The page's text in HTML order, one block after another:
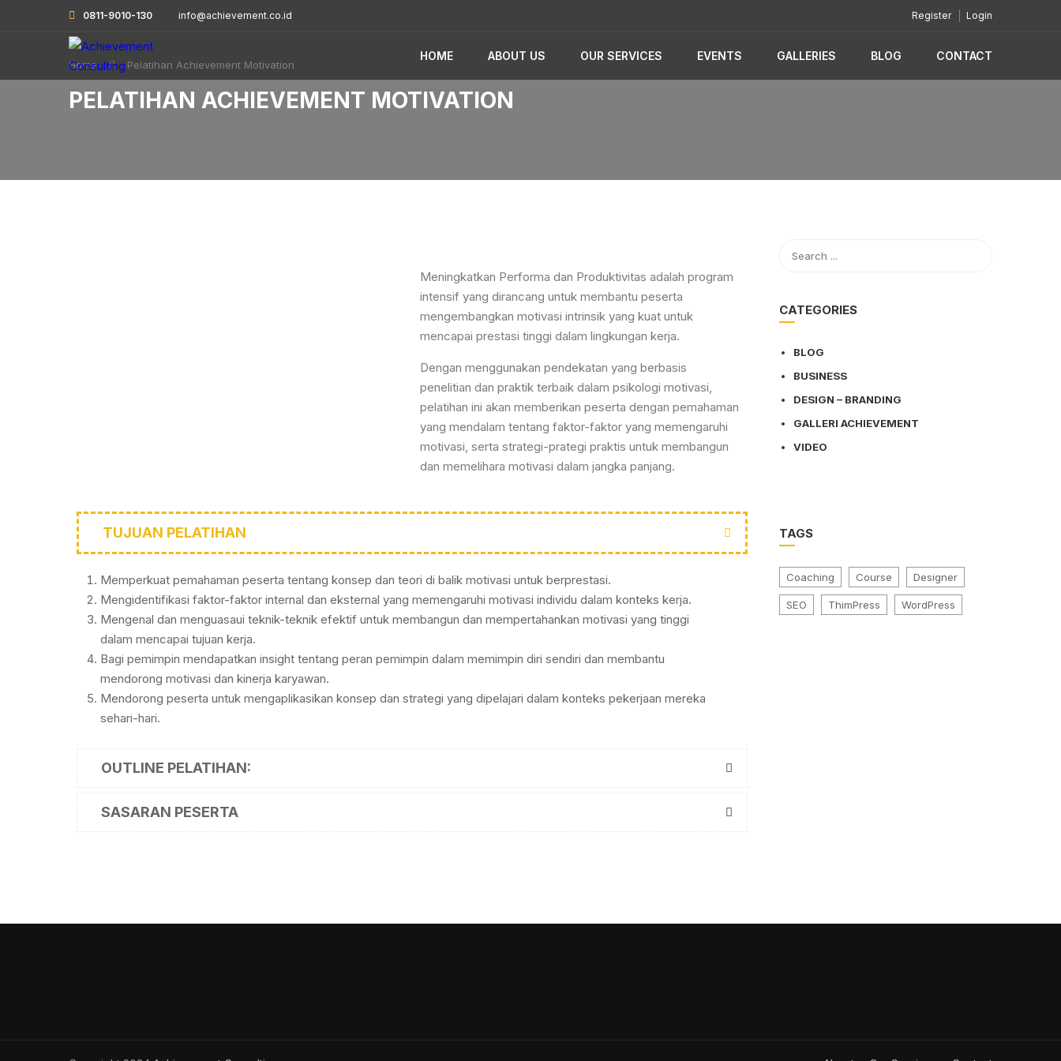
0811-9010-130 info@achievement.co.id Register Login
HOME ABOUT US OUR SERVICES EVENTS GALLERIES BLOG CONTACT
Home Pelatihan Achievement Motivation
PELATIHAN ACHIEVEMENT MOTIVATION
Meningkatkan Performa dan Produktivitas adalah program
intensif yang dirancang untuk membantu peserta
mengembangkan motivasi intrinsik yang kuat untuk
mencapai prestasi tinggi dalam lingkungan kerja.
Dengan menggunakan pendekatan yang berbasis
penelitian dan praktik terbaik dalam psikologi motivasi,
pelatihan ini akan memberikan peserta dengan pemahaman
yang mendalam tentang faktor-faktor yang memengaruhi
motivasi, serta strategi-prategi praktis untuk membangun
dan memelihara motivasi dalam jangka panjang.
TUJUAN PELATIHAN
Memperkuat pemahaman peserta tentang konsep dan teori di balik motivasi untuk berprestasi.
Mengidentifikasi faktor-faktor internal dan eksternal yang memengaruhi motivasi individu dalam konteks kerja.
Mengenal dan menguasaui teknik-teknik efektif untuk membangun dan mempertahankan motivasi yang tinggi
dalam mencapai tujuan kerja.
Bagi pemimpin mendapatkan insight tentang peran pemimpin dalam memimpin diri sendiri dan membantu
mendorong motivasi dan kinerja karyawan.
Mendorong peserta untuk mengaplikasikan konsep dan strategi yang dipelajari dalam konteks pekerjaan mereka
sehari-hari.
OUTLINE PELATIHAN:
SASARAN PESERTA
CATEGORIES
BLOG
BUSINESS
DESIGN – BRANDING
GALLERI ACHIEVEMENT
VIDEO
TAGS
Coaching Course Designer
SEO ThimPress WordPress